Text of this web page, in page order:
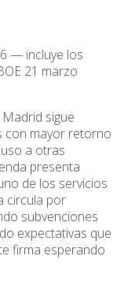
— incluye los
21 marzo
sigue
con mayor retorno
a otras
presenta
de los servicios
circula por
subvenciones
expectativas que
firma esperando